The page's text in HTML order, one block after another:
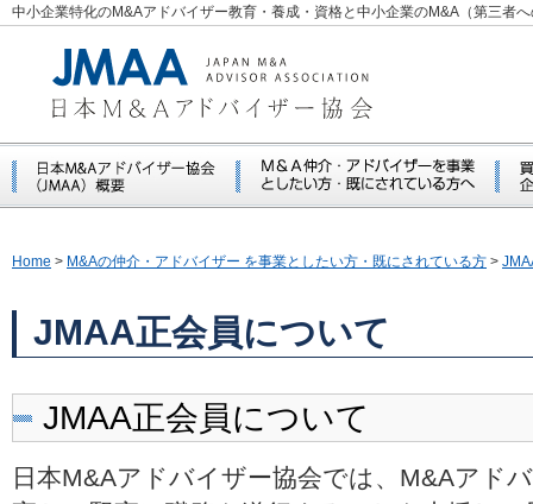
中小企業特化のM&Aアドバイザー教育・養成・資格と中小企業のM&A（第三者
Home > M&Aの仲介・アドバイザー を事業としたい方・既にされている方 >
JMAA正会員について
JMAA正会員について
日本M&Aアドバイザー協会では、M&Aアド